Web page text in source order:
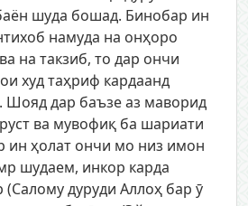
шуда бошад. Бинобар ин
намуда на онҳоро
на такзиб, то дар ончи
худ таҳриф кардаанд
дар баъзе аз маворид
ва мувофиқ ба шариати
ин ҳолат ончи мо низ имон
шудаем, инкор карда
дуруди Аллоҳ бар ӯ